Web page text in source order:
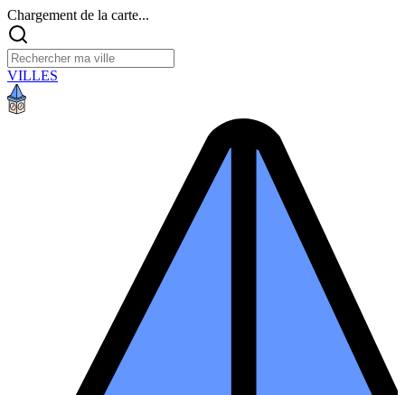
Chargement de la carte...
VILLES